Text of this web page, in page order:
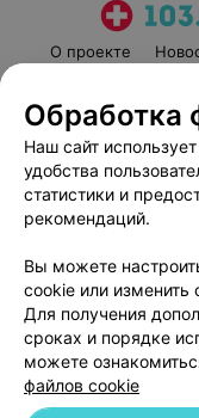
О проекте
Обработка
Наш сайт
удобства
статистики и
рекомендаций.
Вы можете
cookie или изменить
Для получения
сроках и порядке
можете
файлов cookie